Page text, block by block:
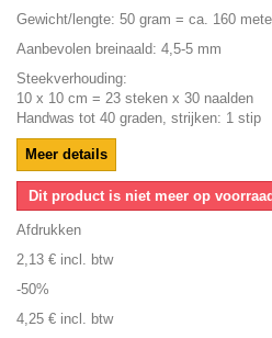
Gewicht/lengte: 50 gram = ca. 160
Aanbevolen breinaald: 4,5-5 mm
Steekverhouding:
10 x 10 cm = 23 steken x 30 naalden
Handwas tot 40 graden, strijken: 1 stip
Meer details
Dit product is niet meer op
Afdrukken
2,13 € incl. btw
-50%
4,25 € incl. btw